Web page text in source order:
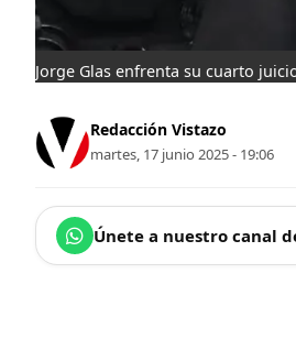
Jorge Glas enfrenta su cuarto
Redacción Vistazo
martes, 17 junio 2025 - 19:06
Únete a nuestro canal